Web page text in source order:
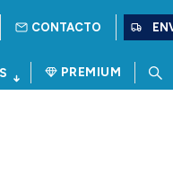
CONTACTO
PREMIUM